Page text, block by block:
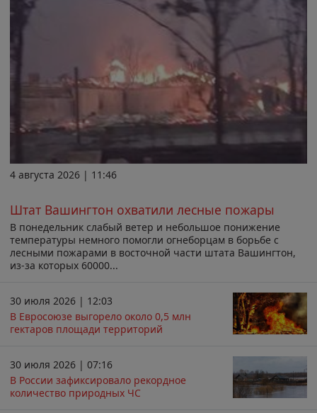
4 августа 2026 | 11:46
Штат Вашингтон охватили лесные пожары
В понедельник слабый ветер и небольшое понижение
температуры немного помогли огнеборцам в борьбе с
лесными пожарами в восточной части штата Вашингтон,
из-за которых 60000...
30 июля 2026 | 12:03
В Евросоюзе выгорело около 0,5 млн
гектаров площади территорий
30 июля 2026 | 07:16
В России зафиксировало рекордное
количество природных ЧС